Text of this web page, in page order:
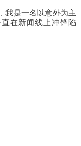
我是一名以意外为主
在新闻线上冲锋陷